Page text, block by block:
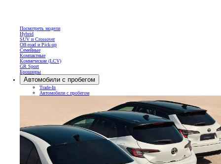
Посмотреть модели
Hybrid
SUV и Crossover
Off-road и Pick-up
Семейные
Компактные
Коммеческие (LCV)
GR Sport
Брошюры
Автомобили с пробегом
Trade-In
Автомобили с пробегом